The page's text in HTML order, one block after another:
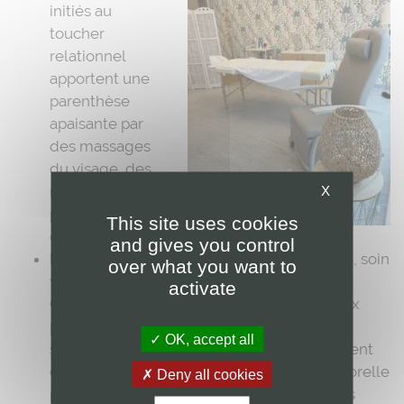
initiés au
toucher
relationnel
apportent une
parenthèse
apaisante par
des massages
du visage, des
mains, des
pieds ou du
dos.
Les soins esthétiques : pédicure, manucure, soin
visage ou maquillage.
Ces soins sont proposés pour permettre aux
patients d’affronter au mieux les effets
secondaires que certains traitements peuvent
engendrer. Une conseillère en image corporelle
peut aussi les guider dans la recherche des
X
This site uses cookies
and gives you control
over what you want to
activate
OK, accept all
Deny all cookies